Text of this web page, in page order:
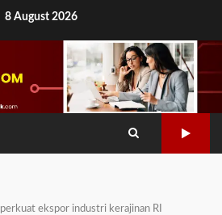
8 August 2026
ekspor industri kerajinan RI